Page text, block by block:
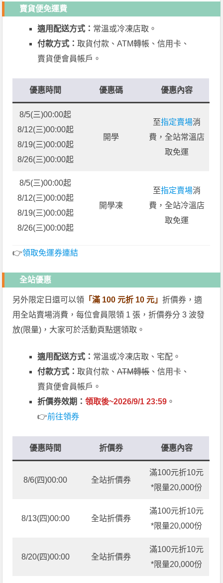
賣貨便免運費
適用配送方式： 常溫或冷凍店取。
付款方式：取貨付款、ATM轉帳、信用卡、
賣貨便會員帳戶。
優惠時間 優惠碼 優惠內容
8/5(三)00:00起
8/12(三)00:00起
8/19(三)00:00起
8/26(三)00:00起
開學
至指定賣場消
費，全站常溫店
取免運
8/5(三)00:00起
8/12(三)00:00起
8/19(三)00:00起
8/26(三)00:00起
開學凍
至指定賣場消
費，全站冷溫店
取免運
👉領取免運券連結
全站優惠
另外限定日還可以領 「滿 100 元折 10 元」折價券，適
用全站賣場消費，每位會員限領 1 張，折價券分 3 波發
放(限量)，大家可於活動頁點選領取。
適用配送方式： 常溫或冷凍店取、宅配。
付款方式：取貨付款、ATM轉帳、信用卡、
賣貨便會員帳戶。
折價券效期：領取後~2026/9/1 23:59 。
👉前往領券
優惠時間 折價券 優惠內容
8/6(四)00:00 全站折價券
滿100元折10元
*限量20,000份
8/13(四)00:00 全站折價券
滿100元折10元
*限量20,000份
8/20(四)00:00 全站折價券
滿100元折10元
*限量20,000份